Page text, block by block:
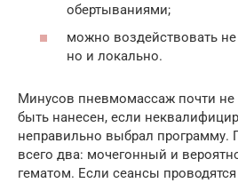
обертываниями;
можно воздействовать не
но и локально.
Минусов пневмомассаж почти
быть нанесен, если
неправильно выбрал программу.
всего два: мочегонный и
гематом. Если сеансы